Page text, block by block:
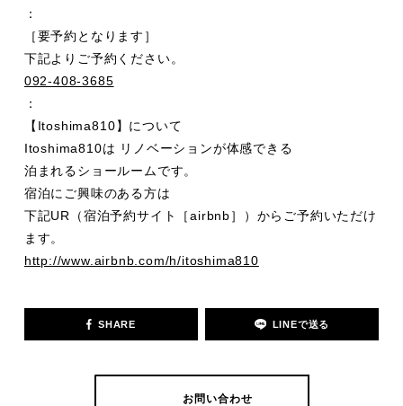
：
［要予約となります］
下記よりご予約ください。
092-408-3685
：
【 Itoshima810】について
Itoshima810は リノベーションが体感できる
泊まれるショールームです。
宿泊にご興味のある方は
下記UR（宿泊予約サイト［airbnb］
） からご予約いただけ
ます。
http://www.airbnb.com/h/itoshima810
SHARE LINEで送る
お問い合わせ